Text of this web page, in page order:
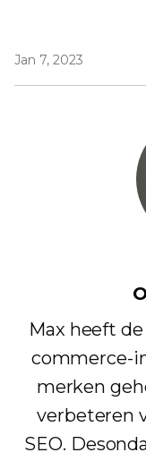
Jan 7, 2023
Max heeft
commerce-
merken
verbeteren
SEO.